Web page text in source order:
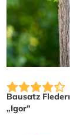
Bausatz
„Igor”